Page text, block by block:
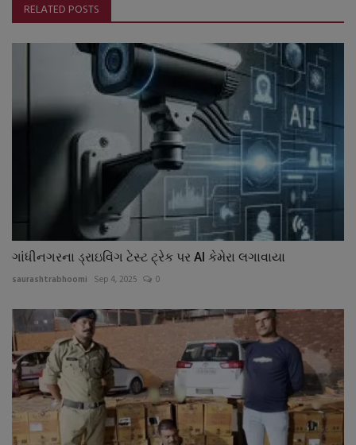
RELATED POSTS
ગાંધીનગરના ડ્રાઇવિંગ ટેસ્ટ ટ્રેક પર AI કેમેરા લગાવાયા
saurashtrabhoomi Sep 4, 2025 0